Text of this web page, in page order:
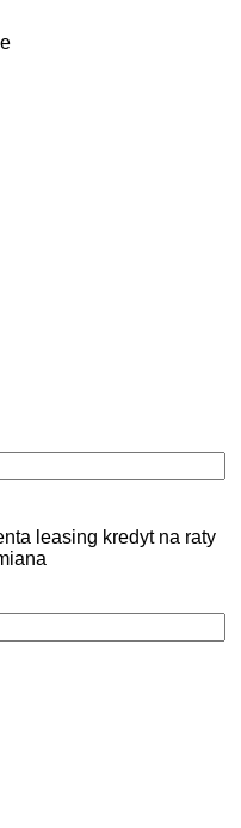
leasing kredyt na raty